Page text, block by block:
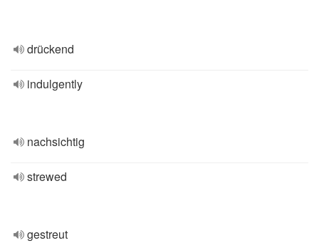
drückend
indulgently
nachsichtig
strewed
gestreut